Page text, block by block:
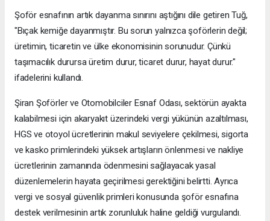
Şoför esnafının artık dayanma sınırını aştığını dile getiren Tuğ,
"Bıçak kemiğe dayanmıştır. Bu sorun yalnızca şoförlerin değil;
üretimin, ticaretin ve ülke ekonomisinin sorunudur. Çünkü
taşımacılık durursa üretim durur, ticaret durur, hayat durur."
ifadelerini kullandı.
Şiran Şoförler ve Otomobilciler Esnaf Odası, sektörün ayakta
kalabilmesi için akaryakıt üzerindeki vergi yükünün azaltılması,
HGS ve otoyol ücretlerinin makul seviyelere çekilmesi, sigorta
ve kasko primlerindeki yüksek artışların önlenmesi ve nakliye
ücretlerinin zamanında ödenmesini sağlayacak yasal
düzenlemelerin hayata geçirilmesi gerektiğini belirtti. Ayrıca
vergi ve sosyal güvenlik primleri konusunda şoför esnafına
destek verilmesinin artık zorunluluk haline geldiği vurgulandı.